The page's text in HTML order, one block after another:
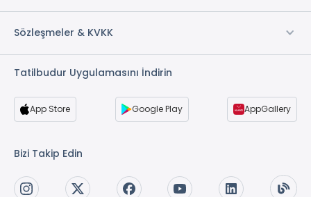
Sözleşmeler & KVKK
Tatilbudur Uygulamasını İndirin
App Store Google Play AppGallery
Bizi Takip Edin